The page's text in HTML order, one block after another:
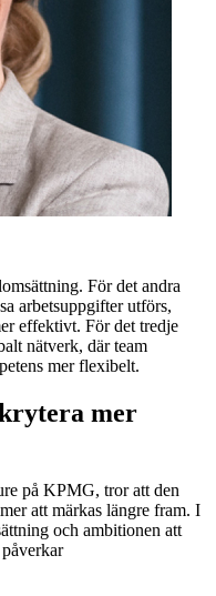
För det andra
arbetsuppgifter utförs,
effektivt. För det tredje
nätverk, där team
mer flexibelt.
mer
på KPMG, tror att den
att märkas längre fram. I
och ambitionen att